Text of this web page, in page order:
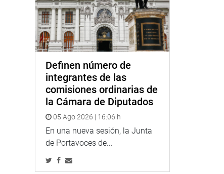
Definen número de
integrantes de las
comisiones ordinarias de
la Cámara de Diputados
05 Ago 2026 | 16:06 h
En una nueva sesión, la Junta
de Portavoces de...